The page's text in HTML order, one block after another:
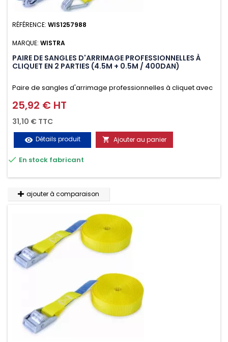
RÉFÉRENCE: WIS1257988
MARQUE: WISTRA
PAIRE DE SANGLES D'ARRIMAGE PROFESSIONNELLES À
CLIQUET EN 2 PARTIES (4.5M + 0.5M / 400DAN)
Paire de sangles d'arrimage professionnelles à cliquet avec
crochet en 2 parties (4.5M + 0.5M / 400daN), simple et rapide
d'utilisation. Permet d'arrimer et de sécuriser
vos chargements pendant le transport. Matière polyester
très résistante aux UV et aux variations de températures,
n'absorbe pas l'eau.
Prix
25,92 € HT
31,10 € TTC
visibility Détails produit  Ajouter au panier
 En stock fabricant
ajouter à comparaison